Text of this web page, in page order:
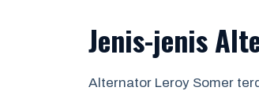
Jenis-jenis
Alternator Leroy Somer